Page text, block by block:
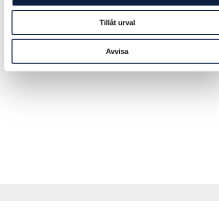
Tillåt urval
Avvisa